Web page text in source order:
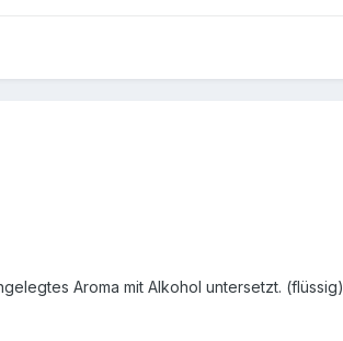
Aroma mit Alkohol untersetzt. (flüssig)